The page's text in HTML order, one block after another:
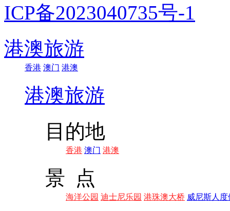
ICP备2023040735号-1
港澳旅游
香港 澳门 港澳
港澳旅游
目的地
香港 澳门 港澳
景 点
海洋公园 迪士尼乐园 港珠澳大桥 威尼斯人度